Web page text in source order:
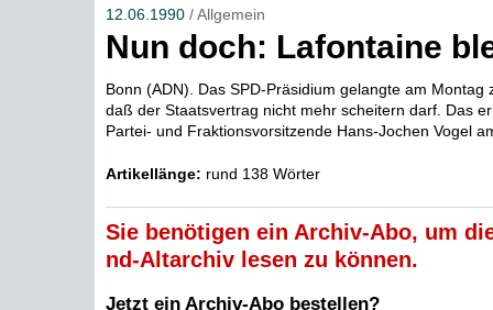
12.06.1990/ Allgemein
Nun doch: Lafontaine
Bonn (ADN). Das SPD-Präsidium gelangte am Montag
daß der Staatsvertrag nicht mehr scheitern darf. Das
Partei- und Fraktionsvorsitzende Hans-Jochen Vogel
Artikellänge: rund 138 Wörter
Sie benötigen ein Archiv-Abo, um
nd-Altarchiv lesen zu können.
Jetzt ein Archiv-Abo bestellen?